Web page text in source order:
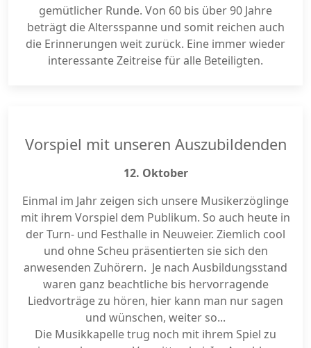
gemütlicher Runde. Von 60 bis über 90 Jahre
beträgt die Altersspanne und somit reichen auch
die Erinnerungen weit zurück. Eine immer wieder
interessante Zeitreise für alle Beteiligten.
Vorspiel mit unseren Auszubildenden
12. Oktober
Einmal im Jahr zeigen sich unsere Musikerzöglinge
mit ihrem Vorspiel dem Publikum. So auch heute in
der Turn- und Festhalle in Neuweier. Ziemlich cool
und ohne Scheu präsentierten sie sich den
anwesenden Zuhörern. Je nach Ausbildungsstand
waren ganz beachtliche bis hervorragende
Liedvorträge zu hören, hier kann man nur sagen
und wünschen, weiter so...
Die Musikkapelle trug noch mit ihrem Spiel zu